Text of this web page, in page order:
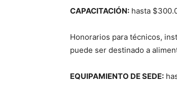
CAPACITACIÓN: hasta
Honorarios para técnicos,
puede ser destinado a
EQUIPAMIENTO DE SEDE: